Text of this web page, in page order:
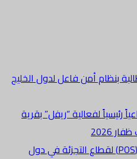
بنظام أمن فاعل لدول الخليج
رئيسياً لفعالية “ريفل” بقرية
2026
زوهو تطلق حل نقاط البيع (POS) لقطاع التجزئة في دول